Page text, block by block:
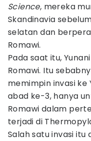
Science, mereka
Skandinavia
selatan dan
Romawi.
Pada saat itu,
Romawi. Itu
memimpin invasi
abad ke-3, hanya
Romawi dalam
terjadi di
Salah satu invasi